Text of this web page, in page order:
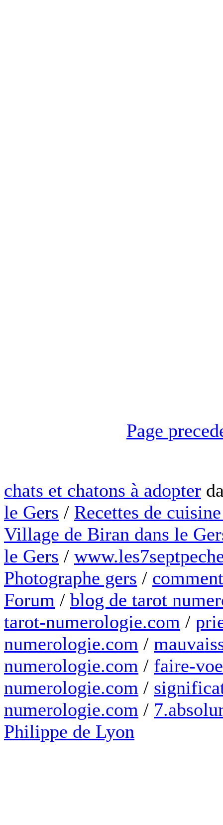
Page
chats et chatons à adopter
le Gers / Recettes de
Village de Biran dans le
le Gers /
Photographe gers /
Forum / blog de tarot
tarot-numerologie.com /
numerologie.com /
numerologie.com / faire-
numerologie.com /
numerologie.com /
Philippe de Lyon